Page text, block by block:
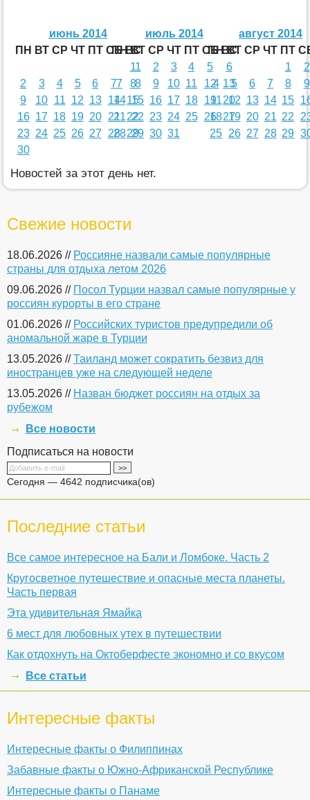
июнь 2014
ПН ВТ СР ЧТ ПТ СБ ВС
1
2
3 4 5 6 7
8
9
10 11 12 13 14
15
16 17 18 19 20 21
22
23 24 25 26 27 28
29
30
июль 2014
ПН ВТ СР ЧТ ПТ СБ ВС
1
2 3 4 5
6
7
8 9 10 11 12
13
14 15 16 17 18 19
20
21 22 23 24 25 26
27
28 29 30 31
август 2014
ПН ВТ СР ЧТ ПТ
1
2
4
5 6 7 8
9
11 12 13 14 15
18 19 20 21 22
25 26 27 28 29
Новостей за этот день нет.
Свежие новости
18.06.2026 // Россияне назвали самые популярные
страны для отдыха летом 2026
09.06.2026 // Посол Турции назвал самые популярные у
россиян курорты в его стране
01.06.2026 // Российских туристов предупредили об
аномальной жаре в Турции
13.05.2026 //Таиланд может сократить безвиз для
иностранцев уже на следующей неделе
13.05.2026 // Назван бюджет россиян на отдых за
рубежом
Все новости
Подписаться на новости
Сегодня — 4642 подписчика(ов)
Последние статьи
Все самое интересное на Бали и Ломбоке. Часть 2
Кругосветное путешествие и опасные места планеты.
Часть первая
Эта удивительная Ямайка
6 мест для любовных утех в путешествии
Как отдохнуть на Октоберфесте экономно и со вкусом
Все статьи
Интересные факты
Интересные факты о Филиппинах
Забавные факты о Южно-Африканской Республике
Интересные факты о Панаме